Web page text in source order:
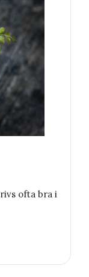
ofta bra i